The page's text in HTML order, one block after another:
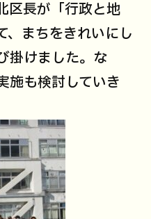
区長が「行政と地
、まちをきれいにし
掛けました。な
施も検討していき